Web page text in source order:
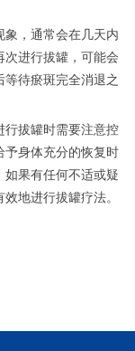
象，通常会在几天内
次进行拔罐，可能会
待瘀斑完全消退之
行拔罐时需要注意控
予身体充分的恢复时
如果有任何不适或疑
地进行拔罐疗法。